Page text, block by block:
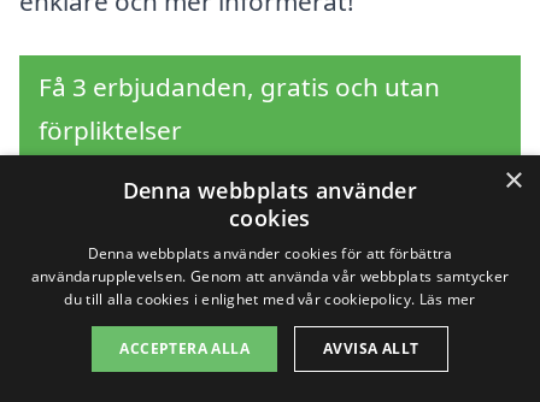
Få 3 erbjudanden, gratis och utan
förpliktelser
Sök efter en
professionell för
häckklippning i andra
×
Denna webbplats använder
cookies
Denna webbplats använder cookies för att förbättra
användarupplevelsen. Genom att använda vår webbplats samtycker
du till alla cookies i enlighet med vår cookiepolicy. Läs mer
ACCEPTERA ALLA AVVISA ALLT